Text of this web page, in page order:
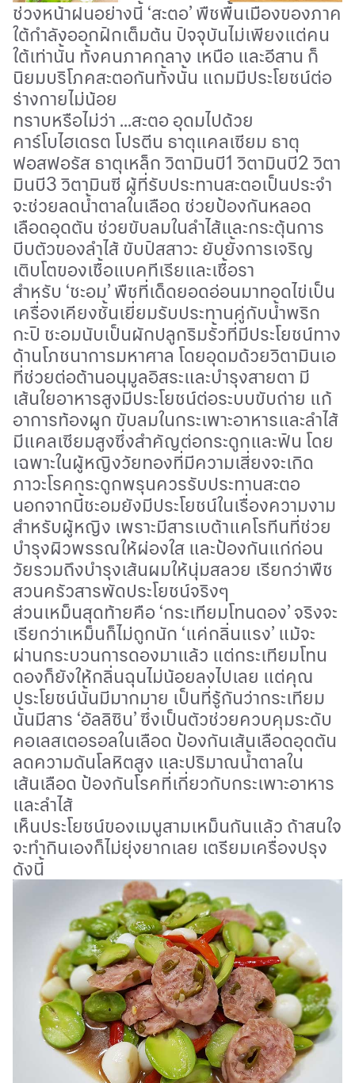
ช่วงหน้าฝนอย่างนี้ ‘สะตอ’ พืชพื้นเมืองของภาค
ใต้กำลังออกฝักเต็มต้น ปัจจุบันไม่เพียงแต่คน
ใต้เท่านั้น ทั้งคนภาคกลาง เหนือ และอีสาน ก็
นิยมบริโภคสะตอกันทั้งนั้น แถมมีประโยชน์ต่อ
ร่างกายไม่น้อย
ทราบหรือไม่ว่า ...สะตอ อุดมไปด้วย
คาร์โบไฮเดรต โปรตีน ธาตุแคลเซียม ธาตุ
ฟอสฟอรัส ธาตุเหล็ก วิตามินบี1 วิตามินบี2 วิตา
มินบี3 วิตามินซี ผู้ที่รับประทานสะตอเป็นประจำ
จะช่วยลดน้ำตาลในเลือด ช่วยป้องกันหลอด
เลือดอุดตัน ช่วยขับลมในลำไส้และกระตุ้นการ
บีบตัวของลำไส้ ขับปัสสาวะ ยับยั้งการเจริญ
เติบโตของเชื้อแบคทีเรียและเชื้อรา
สำหรับ ‘ชะอม’ พืชที่เด็ดยอดอ่อนมาทอดไข่เป็น
เครื่องเคียงชั้นเยี่ยมรับประทานคู่กับน้ำพริก
กะปิ ชะอมนับเป็นผักปลูกริมรั้วที่มีประโยชน์ทาง
ด้านโภชนาการมหาศาล โดยอุดมด้วยวิตามินเอ
ที่ช่วยต่อต้านอนุมูลอิสระและบำรุงสายตา มี
เส้นใยอาหารสูงมีประโยชน์ต่อระบบขับถ่าย แก้
อาการท้องผูก ขับลมในกระเพาะอาหารและลำไส้
มีแคลเซียมสูงซึ่งสำคัญต่อกระดูกและฟัน โดย
เฉพาะในผู้หญิงวัยทองที่มีความเสี่ยงจะเกิด
ภาวะโรคกระดูกพรุนควรรับประทานสะตอ
นอกจากนี้ชะอมยังมีประโยชน์ในเรื่องความงาม
สำหรับผู้หญิง เพราะมีสารเบต้าแคโรทีนที่ช่วย
บำรุงผิวพรรณให้ผ่องใส และป้องกันแก่ก่อน
วัยรวมถึงบำรุงเส้นผมให้นุ่มสลวย เรียกว่าพืช
สวนครัวสารพัดประโยชน์จริงๆ
ส่วนเหม็นสุดท้ายคือ ‘กระเทียมโทนดอง’ จริงจะ
เรียกว่าเหม็นก็ไม่ถูกนัก ‘แค่กลิ่นแรง’ แม้จะ
ผ่านกระบวนการดองมาแล้ว แต่กระเทียมโทน
ดองก็ยังให้กลิ่นฉุนไม่น้อยลงไปเลย แต่คุณ
ประโยชน์นั้นมีมากมาย เป็นที่รู้กันว่ากระเทียม
นั้นมีสาร ‘อัลลิซิน’ซึ่งเป็นตัวช่วยควบคุมระดับ
คอเลสเตอรอลในเลือด ป้องกันเส้นเลือดอุดตัน
ลดความดันโลหิตสูง และปริมาณน้ำตาลใน
เส้นเลือด ป้องกันโรคที่เกี่ยวกับกระเพาะอาหาร
และลำไส้
เห็นประโยชน์ของเมนูสามเหม็นกันแล้ว ถ้าสนใจ
จะทำกินเองก็ไม่ยุ่งยากเลย เตรียมเครื่องปรุง
ดังนี้